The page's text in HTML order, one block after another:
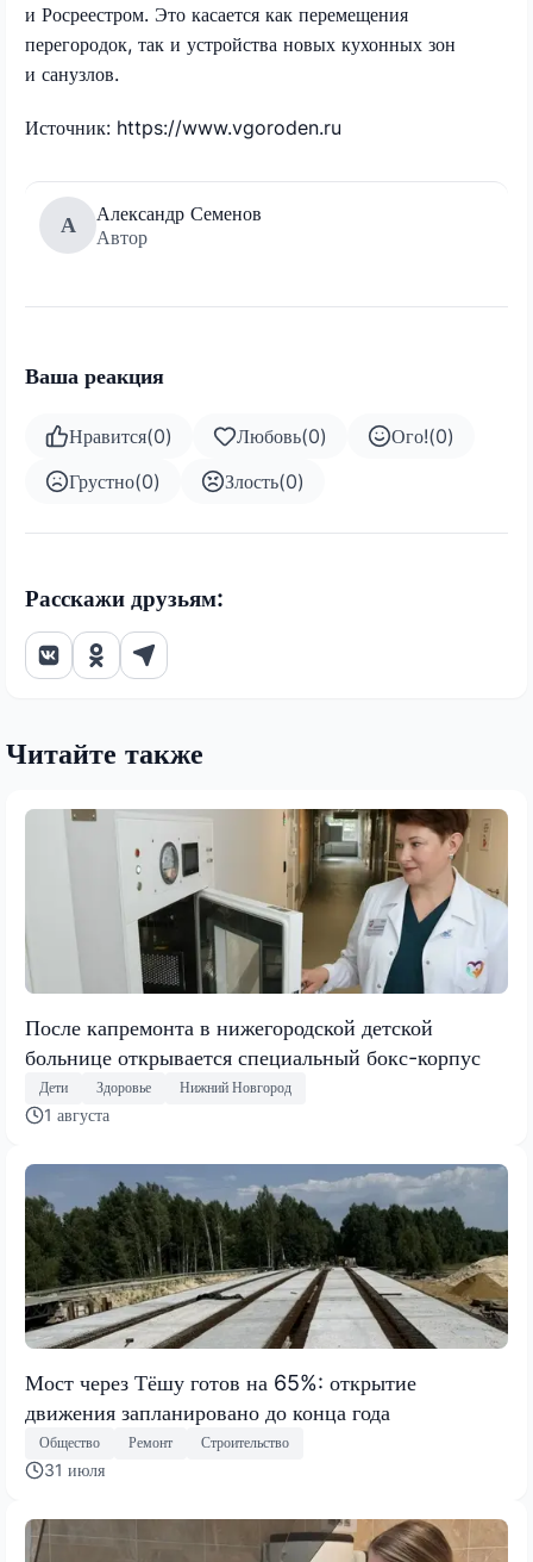
и Росреестром. Это касается как перемещения
перегородок, так и устройства новых кухонных зон
и санузлов.
Источник: https://www.vgoroden.ru
А
Александр Семенов
Автор
Ваша реакция
Нравится(0) Любовь(0) Ого!(0)
Грустно(0) Злость(0)
Расскажи друзьям:
Читайте также
После капремонта в нижегородской детской
больнице открывается специальный бокс-корпус
Дети Здоровье Нижний Новгород
1 августа
Мост через Тёшу готов на 65%: открытие
движения запланировано до конца года
Общество Ремонт Строительство
31 июля